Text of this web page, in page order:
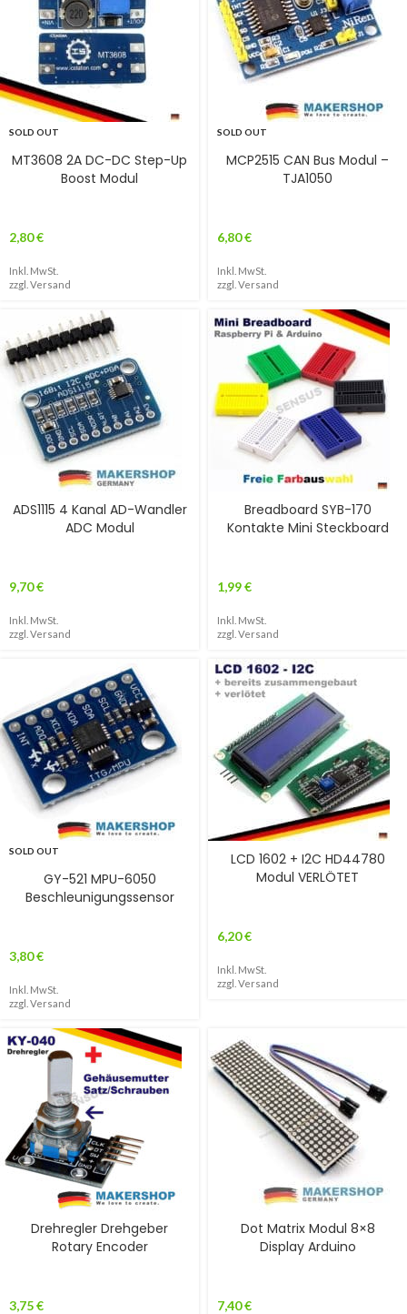
SOLD OUT
MT3608 2A DC-DC Step-Up
Boost Modul
2,80€
Inkl. MwSt.
zzgl. Versand
SOLD OUT
MCP2515 CAN Bus Modul –
TJA1050
6,80€
Inkl. MwSt.
zzgl. Versand
ADS1115 4 Kanal AD-Wandler
ADC Modul
9,70€
Inkl. MwSt.
zzgl. Versand
Breadboard SYB-170
Kontakte Mini Steckboard
1,99€
Inkl. MwSt.
zzgl. Versand
SOLD OUT
GY-521 MPU-6050
Beschleunigungssensor
3,80€
Inkl. MwSt.
zzgl. Versand
LCD 1602 + I2C HD44780
Modul VERLÖTET
6,20€
Inkl. MwSt.
zzgl. Versand
Drehregler Drehgeber
Rotary Encoder
3,75€
Dot Matrix Modul 8×8
Display Arduino
7,40€